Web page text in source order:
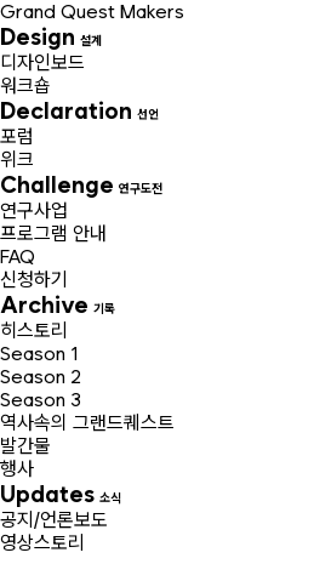
Grand Quest Makers
Design 설계
디자인보드
워크숍
Declaration 선언
포럼
위크
Challenge 연구도전
연구사업
프로그램 안내
FAQ
신청하기
Archive 기록
히스토리
Season 1
Season 2
Season 3
역사속의 그랜드퀘스트
발간물
행사
Updates 소식
공지/언론보도
영상스토리